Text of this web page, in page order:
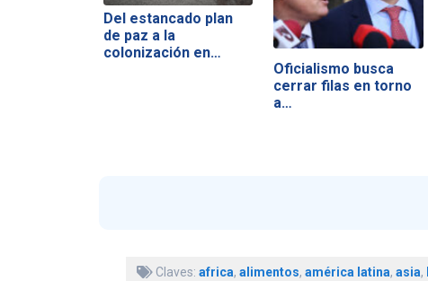
Del estancado plan
de paz a la
colonización en…
Oficialismo busca
cerrar filas en torno
a…
Claves: africa, alimentos, américa latina, asia,